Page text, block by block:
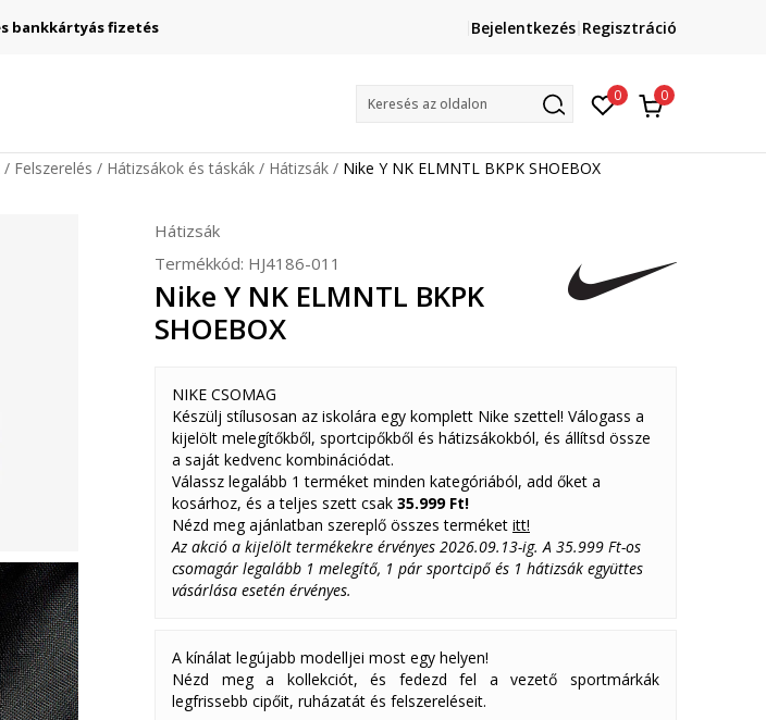
bankkártyás fizetés
Lépj velünk kapcsolatba
online@sport-vision.huBejelentkezés Regisztráció
Keresés az oldalon 0 0
Felszerelés Hátizsákok és táskák Hátizsák Nike Y NK ELMNTL BKPK SHOEBOX
Hátizsák
Termékkód: HJ4186-011
Nike Y NK ELMNTL BKPK
SHOEBOX
NIKE CSOMAG
Készülj stílusosan az iskolára egy komplett Nike szettel! Válogass a
kijelölt melegítőkből, sportcipőkből és hátizsákokból, és állítsd össze
a saját kedvenc kombinációdat.
Válassz legalább 1 terméket minden kategóriából, add őket a
kosárhoz, és a teljes szett csak 35.999 Ft!
Nézd meg ajánlatban szereplő összes terméket itt!
Az akció a kijelölt termékekre érvényes 2026.09.13-ig. A 35.999 Ft-os
csomagár legalább 1 melegítő, 1 pár sportcipő és 1 hátizsák együttes
vásárlása esetén érvényes.
A kínálat legújabb modelljei most egy helyen!
Nézd meg a kollekciót, és fedezd fel a vezető sportmárkák
legfrissebb cipőit, ruházatát és felszereléseit.